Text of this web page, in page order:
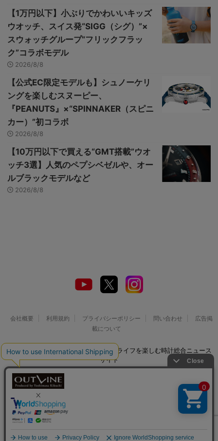
【1万円以下】小ぶりでかわいいキッズ
ウオッチ、スイス発“SIGG（シグ）”×
スウォッチグループ“フリックフラッ
ク”コラボモデル
2026/8/8
【公式EC限定モデルも】シュノーケリ
ングを楽しむスヌーピー、
『PEANUTS』×“SPINNAKER（スピニ
カー）”初コラボ
2026/8/8
【10万円以下で買える“GMT搭載”ウオ
ッチ3選】人気のペプシベゼルや、オー
ルブラックモデルなど
2026/8/8
会社概要 利用規約 プライバシーポリシー 問い合わせ
広告掲
載について
© 2026 Watch LIFE NEWS｜ウオッチライフを楽しむ時計総合ニュース
サイト